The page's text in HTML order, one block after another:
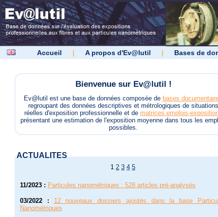
Accueil | A propos d'Ev@lutil | Bases de
Bienvenue sur Ev@lutil !
Ev@lutil est une base de données composée de bases
regroupant des données descriptives et métrologiques de situations
réelles d'exposition professionnelle et de matrices emplois-
présentant une estimation de l'exposition moyenne dans tous les
possibles.
ACTUALITES
1 2 3 4 5
11/2023 : Particules nanométriques : 528 articles pré-analysés
03/2022 :
12 nouveaux dossiers ajoutés dans la base
Nanométriques